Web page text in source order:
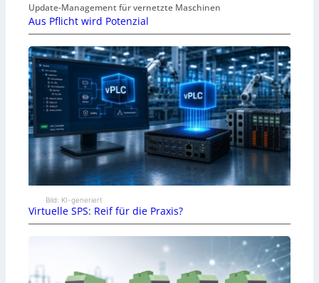
Update-Management für vernetzte Maschinen
Aus Pflicht wird Potenzial
Bild: KI-generiert
Virtuelle SPS: Reif für die Praxis?